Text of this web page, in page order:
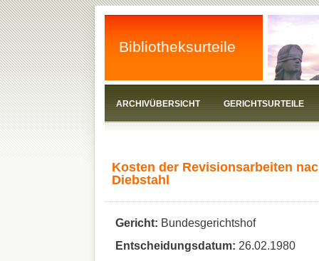
Bibliotheksurteile
ARCHIVÜBERSICHT GERICHTSURTEILE
Kosten der Revisionsarbeiten
Diebstahl
Gericht: Bundesgerichtshof
Entscheidungsdatum: 26.02.1980